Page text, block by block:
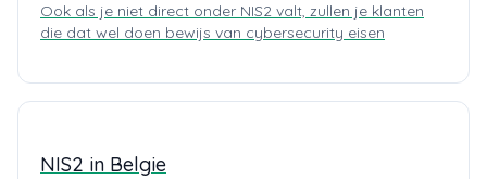
Ook als je niet direct onder NIS2 valt, zullen je klanten
die dat wel doen bewijs van cybersecurity eisen
NIS2 in Belgie